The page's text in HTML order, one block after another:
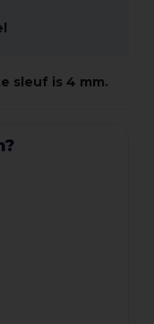
sleuf is 4 mm.